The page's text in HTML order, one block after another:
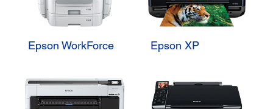
Epson WorkForce Epson XP